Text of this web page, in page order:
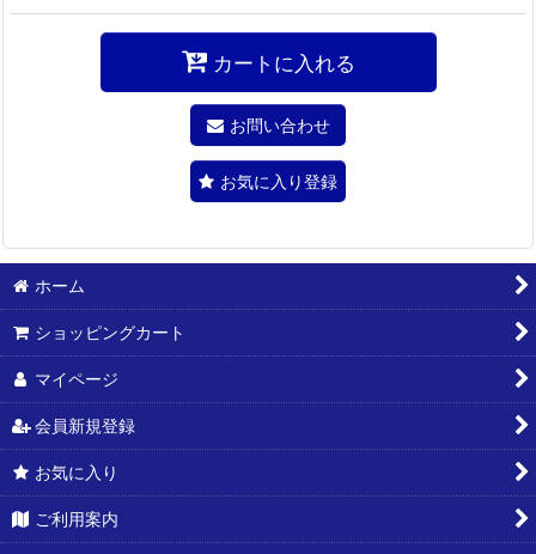
カートに入れる
お問い合わせ
お気に入り登録
ホーム
ショッピングカート
マイページ
会員新規登録
お気に入り
ご利用案内